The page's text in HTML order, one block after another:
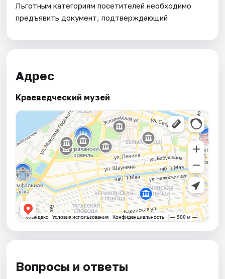
Льготным категориям посетителей необходимо
предъявить документ, подтверждающий
Адрес
Краеведческий музей
Вопросы и ответы